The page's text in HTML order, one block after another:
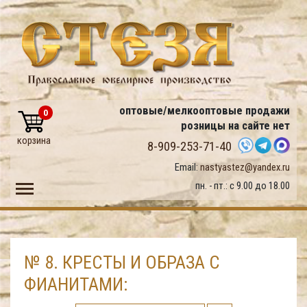
оптовые/мелкооптовые продажи
розницы на сайте нет
8-909-253-71-40
Email: nastyastez@yandex.ru
пн. - пт.: с 9.00 до 18.00
0
корзина
Toggle main menu visibility
№ 8. КРЕСТЫ И ОБРАЗА С
ФИАНИТАМИ: